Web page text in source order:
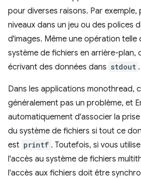
pour diverses raisons. Par
niveaux dans un jeu ou des polices
d'images. Même une opération telle
système de fichiers en arrière-plan,
écrivant des données dans stdout .
Dans les applications monothread,
généralement pas un problème, et
automatiquement d'associer la
du système de fichiers si tout ce
est printf . Toutefois, si vous
l'accès au système de fichiers
l'accès aux fichiers doit être